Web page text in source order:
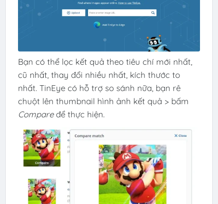
Bạn có thể lọc kết quả theo tiêu chí mới nhất,
cũ nhất, thay đổi nhiều nhất, kích thước to
nhất. TinEye có hỗ trợ so sánh nữa, bạn rê
chuột lên thumbnail hình ảnh kết quả > bấm
Compaređể thực hiện.